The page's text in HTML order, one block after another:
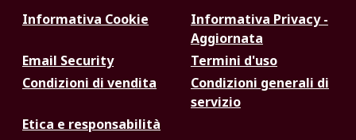
Informativa Cookie
Informativa Privacy -
Aggiornata
Email Security
Termini d'uso
Condizioni di vendita
Condizioni generali di
servizio
Etica e responsabilità